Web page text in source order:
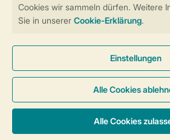
Sicherstellung Deiner
Cookies und Banner
© 2026 Landal GreenParks